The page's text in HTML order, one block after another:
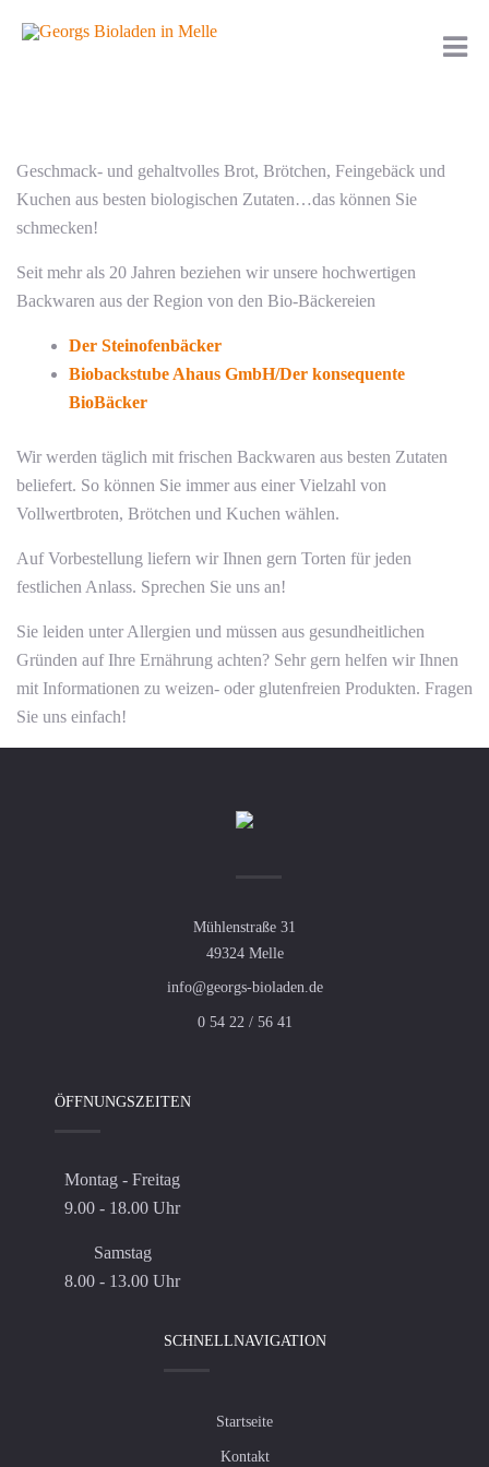
Geschmack- und gehaltvolles Brot, Brötchen, Feingebäck und
Kuchen aus besten biologischen Zutaten…das können Sie
schmecken!
Seit mehr als 20 Jahren beziehen wir unsere hochwertigen
Backwaren aus der Region von den Bio-Bäckereien
Der Steinofenbäcker
Biobackstube Ahaus GmbH/Der konsequente
BioBäcker
Wir werden täglich mit frischen Backwaren aus besten Zutaten
beliefert. So können Sie immer aus einer Vielzahl von
Vollwertbroten, Brötchen und Kuchen wählen.
Auf Vorbestellung liefern wir Ihnen gern Torten für jeden
festlichen Anlass. Sprechen Sie uns an!
Sie leiden unter Allergien und müssen aus gesundheitlichen
Gründen auf Ihre Ernährung achten? Sehr gern helfen wir Ihnen
mit Informationen zu weizen- oder glutenfreien Produkten. Fragen
Sie uns einfach!
Mühlenstraße 31
49324 Melle
info@georgs-bioladen.de
0 54 22 / 56 41
ÖFFNUNGSZEITEN
Montag - Freitag
9.00 - 18.00 Uhr
Samstag
8.00 - 13.00 Uhr
SCHNELLNAVIGATION
Startseite
Kontakt